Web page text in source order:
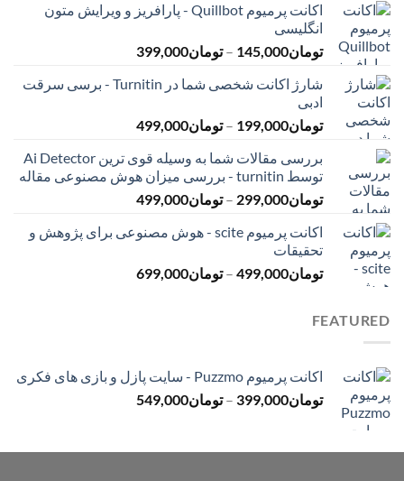
اکانت پرمیوم Quillbot - پارافریز و ویرایش متون
انگلیسی
تومان145,000
– تومان399,000
تومان145,000
تومان399,000
شارژ اکانت شخصی شما در Turnitin - برسی سرقت
ادبی
تومان199,000
– تومان499,000محدوده
تومان199,000
تا
تومان499,000
بررسی مقالات شما به وسیله قوی ترین Ai Detector
توسط turnitin - بررسی میزان هوش مصنوعی مقاله
تومان299,000
– تومان499,000محدوده
تومان299,000
تومان499,000
اکانت پرمیوم scite - هوش مصنوعی برای پژوهش و
تحقیقات
تومان499,000
– تومان699,000محدوده
FEATURED
اکانت پرمیوم Puzzmo - سایت پازل و بازی های فکری
تومان399,000
– تومان549,000
تا